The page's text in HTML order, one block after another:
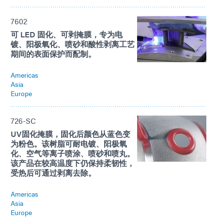
7602
可 LED 固化、可剥掩膜，专为电
镀、阳极氧化、喷砂和酸性剥离工艺
期间的表面保护而配制。
Americas
Asia
Europe
726-SC
UV固化掩膜，固化后颜色从蓝色变
为粉色。该树脂可耐电镀、阳极氧
化、空气等离子喷涂、喷砂和喷丸。
该产品在较高温度下仍保持柔韧性，
受热后可通过剥离去除。
Americas
Asia
Europe